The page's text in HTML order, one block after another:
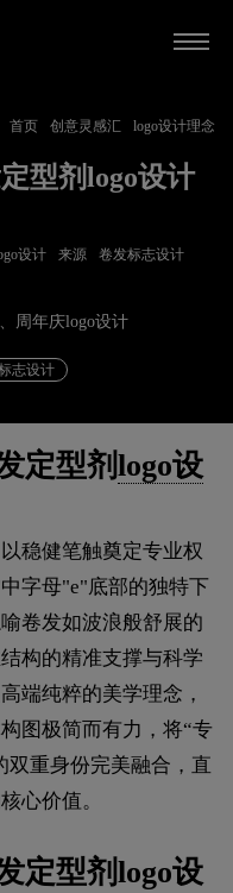
首页 创意灵感汇
logo设计理念
型剂logo设计
设计 来源 卷发标志设计
周年庆logo设计
志设计
定型剂logo设
稳健笔触奠定专业权
字母"e"底部的独特下
卷发如波浪般舒展的
构的精准支撑与科学
端纯粹的美学理念，
图极简而有力，将“专
双重身份完美融合，直
心价值。
定型剂logo设